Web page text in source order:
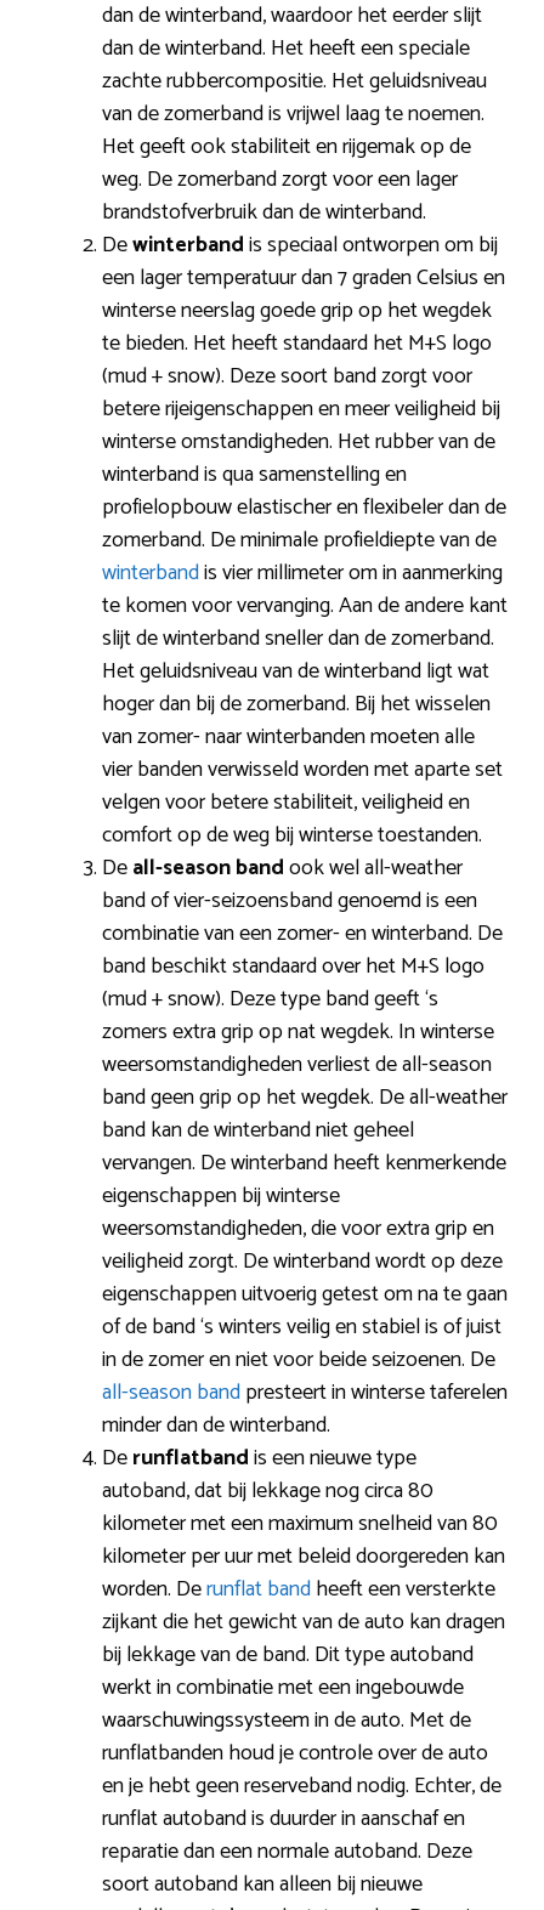
dan de winterband, waardoor het eerder slijt
dan de winterband. Het heeft een speciale
zachte rubbercompositie. Het geluidsniveau
van de zomerband is vrijwel laag te noemen.
Het geeft ook stabiliteit en rijgemak op de
weg. De zomerband zorgt voor een lager
brandstofverbruik dan de winterband.
Dewinterbandis speciaal ontworpen om bij
een lager temperatuur dan 7 graden Celsius en
winterse neerslag goede grip op het wegdek
te bieden. Het heeft standaard het M+S logo
(mud + snow). Deze soort band zorgt voor
betere rijeigenschappen en meer veiligheid bij
winterse omstandigheden. Het rubber van de
winterband is qua samenstelling en
profielopbouw elastischer en flexibeler dan de
zomerband. De minimale profieldiepte van de
winterbandis vier millimeter om in aanmerking
te komen voor vervanging. Aan de andere kant
slijt de winterband sneller dan de zomerband.
Het geluidsniveau van de winterband ligt wat
hoger dan bij de zomerband. Bij het wisselen
van zomer- naar winterbanden moeten alle
vier banden verwisseld worden met aparte set
velgen voor betere stabiliteit, veiligheid en
comfort op de weg bij winterse toestanden.
Deall-season bandook wel all-weather
band of vier-seizoensband genoemd is een
combinatie van een zomer- en winterband. De
band beschikt standaard over het M+S logo
(mud + snow). Deze type band geeft ‘s
zomers extra grip op nat wegdek. In winterse
weersomstandigheden verliest de all-season
band geen grip op het wegdek. De all-weather
band kan de winterband niet geheel
vervangen. De winterband heeft kenmerkende
eigenschappen bij winterse
weersomstandigheden, die voor extra grip en
veiligheid zorgt. De winterband wordt op deze
eigenschappen uitvoerig getest om na te gaan
of de band ‘s winters veilig en stabiel is of juist
in de zomer en niet voor beide seizoenen. De
all-season bandpresteert in winterse taferelen
minder dan de winterband.
Derunflatbandis een nieuwe type
autoband, dat bij lekkage nog circa 80
kilometer met een maximum snelheid van 80
kilometer per uur met beleid doorgereden kan
worden. Derunflat bandheeft een versterkte
zijkant die het gewicht van de auto kan dragen
bij lekkage van de band. Dit type autoband
werkt in combinatie met een ingebouwde
waarschuwingssysteem in de auto. Met de
runflatbanden houd je controle over de auto
en je hebt geen reserveband nodig. Echter, de
runflat autoband is duurder in aanschaf en
reparatie dan een normale autoband. Deze
soort autoband kan alleen bij nieuwe